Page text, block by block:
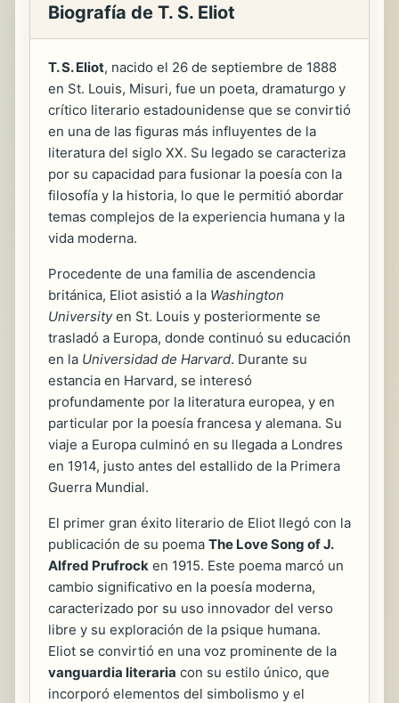
Biografía de T. S. Eliot
T. S. Eliot, nacido el 26 de septiembre de 1888
en St. Louis, Misuri, fue un poeta, dramaturgo y
crítico literario estadounidense que se convirtió
en una de las figuras más influyentes de la
literatura del siglo XX. Su legado se caracteriza
por su capacidad para fusionar la poesía con la
filosofía y la historia, lo que le permitió abordar
temas complejos de la experiencia humana y la
vida moderna.
Procedente de una familia de ascendencia
británica, Eliot asistió a la Washington
Universityen St. Louis y posteriormente se
trasladó a Europa, donde continuó su educación
en la Universidad de Harvard. Durante su
estancia en Harvard, se interesó
profundamente por la literatura europea, y en
particular por la poesía francesa y alemana. Su
viaje a Europa culminó en su llegada a Londres
en 1914, justo antes del estallido de la Primera
Guerra Mundial.
El primer gran éxito literario de Eliot llegó con la
publicación de su poema The Love Song of J.
Alfred Prufrock en 1915. Este poema marcó un
cambio significativo en la poesía moderna,
caracterizado por su uso innovador del verso
libre y su exploración de la psique humana.
Eliot se convirtió en una voz prominente de la
vanguardia literaria con su estilo único, que
incorporó elementos del simbolismo y el